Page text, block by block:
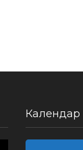
Календар